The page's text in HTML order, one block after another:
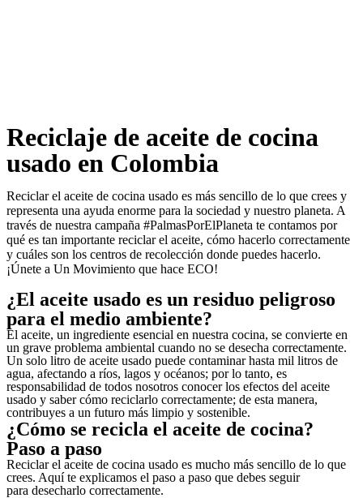
Reciclaje de aceite de cocina
usado en Colombia
Reciclar el aceite de cocina usado es más sencillo de lo que crees y
representa una ayuda enorme para la sociedad y nuestro planeta. A
través de nuestra campaña #PalmasPorElPlaneta te contamos por
qué es tan importante reciclar el aceite, cómo hacerlo correctamente
y cuáles son los centros de recolección donde puedes hacerlo.
¡Únete a Un Movimiento que hace ECO!
¿El aceite usado es un residuo peligroso
para el medio ambiente?
El aceite, un ingrediente esencial en nuestra cocina, se convierte en
un grave problema ambiental cuando no se desecha correctamente.
Un solo litro de aceite usado puede contaminar hasta mil litros de
agua, afectando a ríos, lagos y océanos; por lo tanto, es
responsabilidad de todos nosotros conocer los efectos del aceite
usado y saber cómo reciclarlo correctamente; de esta manera,
contribuyes a un futuro más limpio y sostenible.
¿Cómo se recicla el aceite de cocina​?
Paso a paso
Reciclar el aceite de cocina usado es mucho más sencillo de lo que
crees. Aquí te explicamos el paso a paso que debes seguir
para desecharlo correctamente.